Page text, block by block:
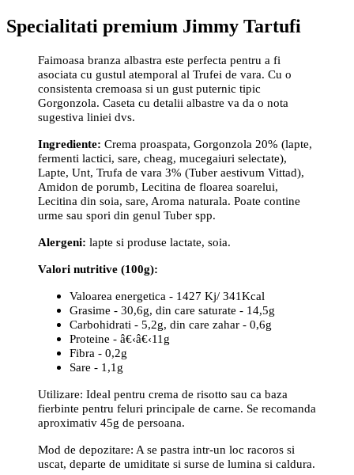
Specialitati premium Jimmy Tartufi
Faimoasa branza albastra este perfecta pentru a fi
asociata cu gustul atemporal al Trufei de vara. Cu o
consistenta cremoasa si un gust puternic tipic
Gorgonzola. Caseta cu detalii albastre va da o nota
sugestiva liniei dvs.
Ingrediente: Crema proaspata, Gorgonzola 20% (lapte,
fermenti lactici, sare, cheag, mucegaiuri selectate),
Lapte, Unt, Trufa de vara 3% (Tuber aestivum Vittad),
Amidon de porumb, Lecitina de floarea soarelui,
Lecitina din soia, sare, Aroma naturala. Poate contine
urme sau spori din genul Tuber spp.
Alergeni: lapte si produse lactate, soia.
Valori nutritive (100g):
Valoarea energetica - 1427 Kj/ 341Kcal
Grasime - 30,6g, din care saturate - 14,5g
Carbohidrati - 5,2g, din care zahar - 0,6g
Proteine - â€‹â€‹11g
Fibra - 0,2g
Sare - 1,1g
Utilizare: Ideal pentru crema de risotto sau ca baza
fierbinte pentru feluri principale de carne. Se recomanda
aproximativ 45g de persoana.
Mod de depozitare: A se pastra intr-un loc racoros si
uscat, departe de umiditate si surse de lumina si caldura.